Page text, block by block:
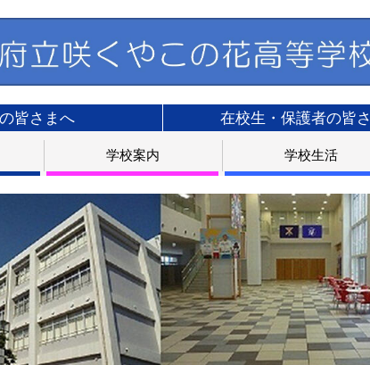
皆さまへ 在校生・保護者の皆
学校案内 学校生活